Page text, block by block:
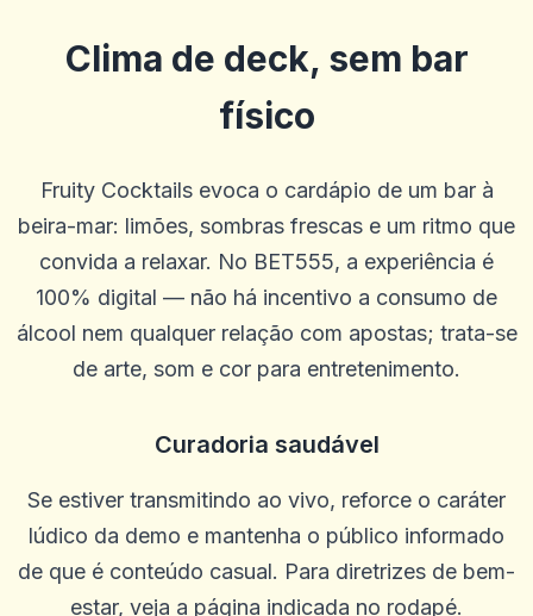
Clima de deck, sem bar
físico
Fruity Cocktails evoca o cardápio de um bar à
beira-mar: limões, sombras frescas e um ritmo que
convida a relaxar. No BET555, a experiência é
100% digital — não há incentivo a consumo de
álcool nem qualquer relação com apostas; trata-se
de arte, som e cor para entretenimento.
Curadoria saudável
Se estiver transmitindo ao vivo, reforce o caráter
lúdico da demo e mantenha o público informado
de que é conteúdo casual. Para diretrizes de bem-
estar, veja a página indicada no rodapé.
Equipe de suporte útil. Bônus decentes. A IU ao vivo e geral é um
C
2025-10-15 07:14:12
Meu gerente de conta, Graham, foi ótimo e me trouxe de volta ao
jogo.
0 0
Caztro Comptoon
Ostha Meo
Bom site!
0 0